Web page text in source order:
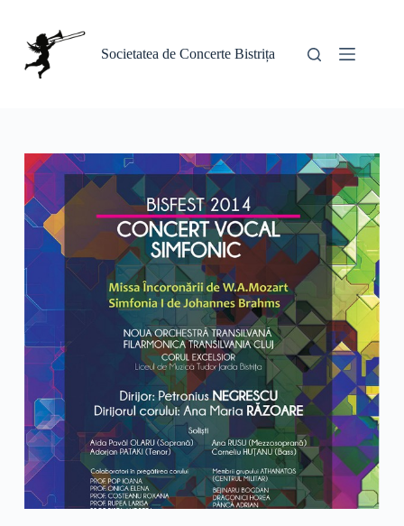
conținut
Societatea de Concerte Bistrița